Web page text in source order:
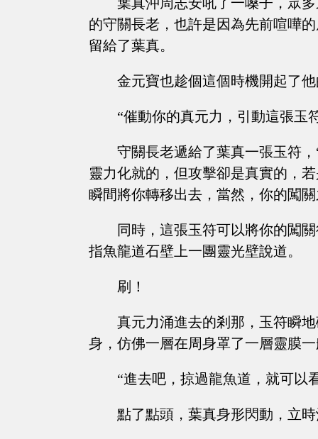
的守關長老，也許是因為先前喧嘩
留給了葉真。
金元寶也趁個這個時機開起了
“催動你的真元力，引動這張玉
守關長老遞給了葉真一張玉符
靈力化就的，但攻擊卻是真實的，
瞬間將你轉移出去，當然，你的闖
同時，這張玉符可以將你的闖
指魚龍道石壁上一團靈光壁說道。
刷！
真元力涌進去的剎那，玉符瞬
身，仿佛一層在周身罩了一層靈膜
“進去吧，掠過龍魚道，就可以
點了點頭，葉真身形閃動，立